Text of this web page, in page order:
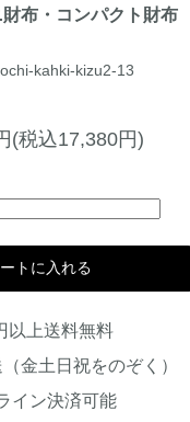
布・コンパクト財布
kahki-kizu2-13
(税込17,380円)
トに入れる
以上送料無料
金土日祝をのぞく）
イン決済可能